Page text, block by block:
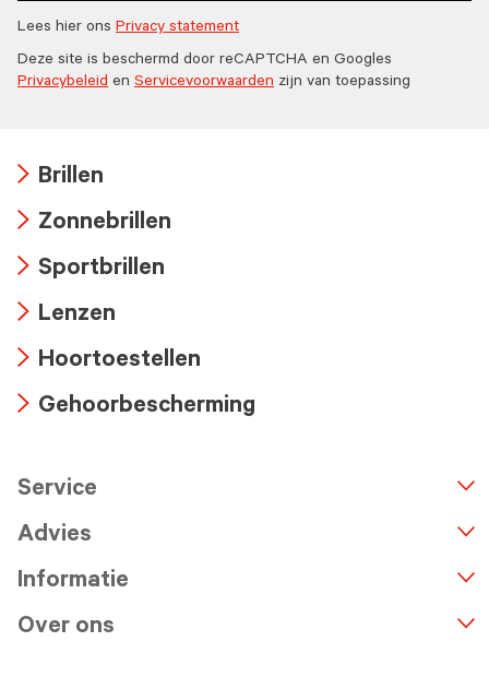
Lees hier ons Privacy statement
Deze site is beschermd door reCAPTCHA en Googles
Privacybeleid en Servicevoorwaarden zijn van toepassing
icon
Brillen
icon
Zonnebrillen
icon
Sportbrillen
icon
Lenzen
icon
Hoortoestellen
Gehoorbescherming
Service
Advies
Informatie
Over ons